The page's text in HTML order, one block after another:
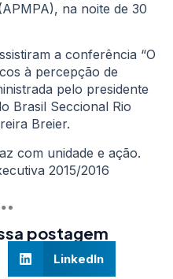
na noite de 30
a conferência “O
à percepção de
pelo presidente
Brasil Seccional Rio
Breier.
com unidade e ação.
2015/2016
postagem
LinkedIn